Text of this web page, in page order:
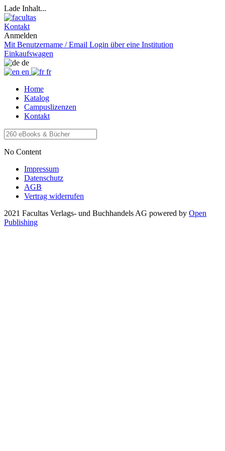
Lade Inhalt...
Kontakt
Anmelden
Mit Benutzername / Email Login über eine Institution
Einkaufswagen
de
en
fr
Home
Katalog
Campuslizenzen
Kontakt
No Content
Impressum
Datenschutz
AGB
Vertrag widerrufen
2021 Facultas Verlags- und Buchhandels AG powered by Open
Publishing